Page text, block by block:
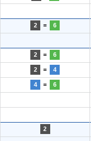
2 = 6
2 = 6
2 = 4
4 = 6
2